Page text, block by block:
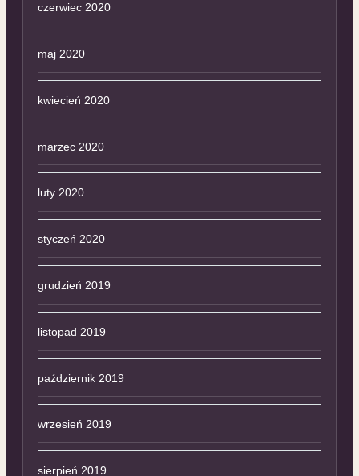
czerwiec 2020
maj 2020
kwiecień 2020
marzec 2020
luty 2020
styczeń 2020
grudzień 2019
listopad 2019
październik 2019
wrzesień 2019
sierpień 2019